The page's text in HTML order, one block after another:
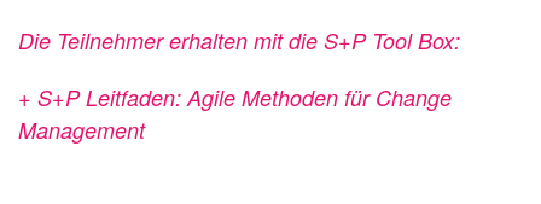
Die Teilnehmer erhalten mit die S+P Tool Box:
+ S+P Leitfaden: Agile Methoden für Change
Management